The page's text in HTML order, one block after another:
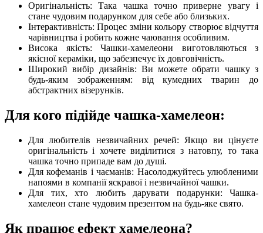
Оригінальність: Така чашка точно приверне увагу і
стане чудовим подарунком для себе або близьких.
Інтерактивність: Процес зміни кольору створює відчуття
чарівництва і робить кожне чаювання особливим.
Висока якість: Чашки-хамелеони виготовляються з
якісної кераміки, що забезпечує їх довговічність.
Широкий вибір дизайнів: Ви можете обрати чашку з
будь-яким зображенням: від кумедних тварин до
абстрактних візерунків.
Для кого підійде чашка-хамелеон:
Для любителів незвичайних речей: Якщо ви цінуєте
оригінальність і хочете виділитися з натовпу, то така
чашка точно припаде вам до душі.
Для кофеманів і чаєманів: Насолоджуйтесь улюбленими
напоями в компанії яскравої і незвичайної чашки.
Для тих, хто любить дарувати подарунки: Чашка-
хамелеон стане чудовим презентом на будь-яке свято.
Як працює ефект хамелеона?